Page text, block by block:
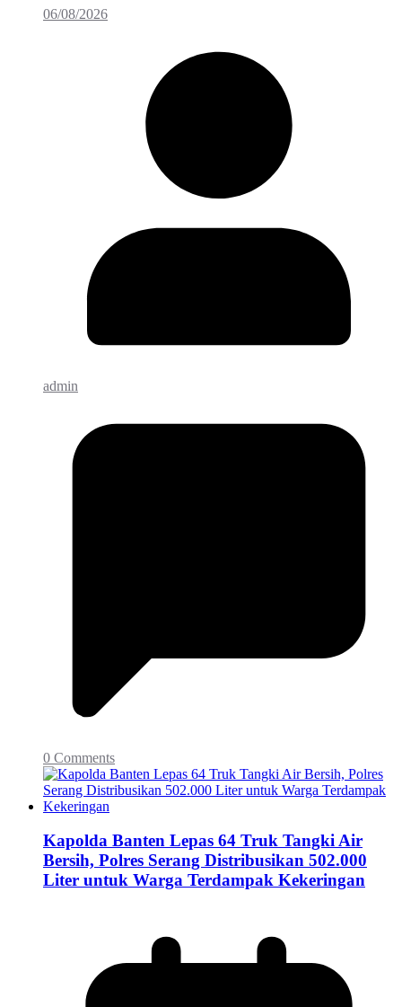
06/08/2026
admin
0 Comments
Kapolda Banten Lepas 64 Truk Tangki Air
Bersih, Polres Serang Distribusikan 502.000
Liter untuk Warga Terdampak Kekeringan